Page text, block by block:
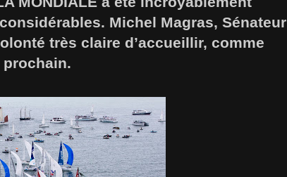
Michel Magras, Sénateur
très claire d’accueillir, comme
prochain.